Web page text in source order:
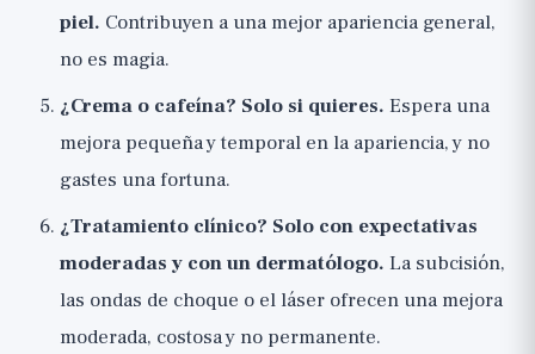
piel. Contribuyen a una mejor apariencia general,
no es magia.
¿Crema o cafeína? Solo si quieres. Espera una
mejora pequeña y temporal en la apariencia, y no
gastes una fortuna.
¿Tratamiento clínico? Solo con expectativas
moderadas y con un dermatólogo. La subcisión,
las ondas de choque o el láser ofrecen una mejora
moderada, costosa y no permanente.